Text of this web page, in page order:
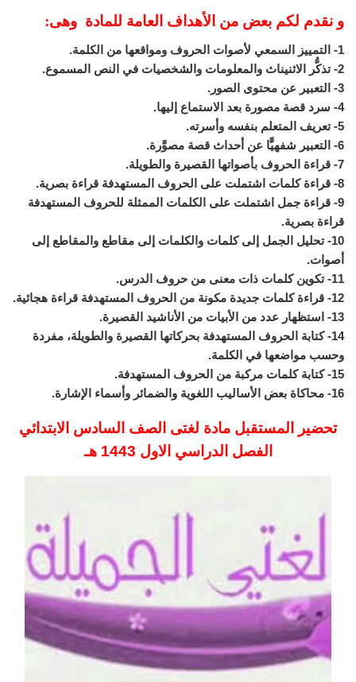
و نقدم لكم بعض من الأهداف العامة للمادة وهى:
1- التمييز السمعي لأصوات الحروف ومواقعها من الكلمة.
2- تذكُّر الاثنيناث والمعلومات والشخصيات في النص المسموع.
3- التعبير عن محتوى الصور.
4- سرد قصة مصورة بعد الاستماع إليها.
5- تعريف المتعلم بنفسه وأسرته.
6- التعبير شفهيًّا عن أحداث قصة مصوَّرة.
7- قراءة الحروف بأصواتها القصيرة والطويلة.
8- قراءة كلمات اشتملت على الحروف المستهدفة قراءة بصرية.
9- قراءة جمل اشتملت على الكلمات الممثلة للحروف المستهدفة
قراءة بصرية.
10- تحليل الجمل إلى كلمات والكلمات إلى مقاطع والمقاطع إلى
أصوات.
11- تكوين كلمات ذات معنى من حروف الدرس.
12- قراءة كلمات جديدة مكونة من الحروف المستهدفة قراءة هجائية.
13- استظهار عدد من الأبيات من الأناشيد القصيرة.
14- كتابة الحروف المستهدفة بحركاتها القصيرة والطويلة، مفردة
وحسب مواضعها في الكلمة.
15- كتابة كلمات مركبة من الحروف المستهدفة.
16- محاكاة بعض الأساليب اللغوية والضمائر وأسماء الإشارة.
تحضير المستقبل مادة لغتى الصف السادس الابتدائي
الفصل الدراسي الاول 1443 هـ